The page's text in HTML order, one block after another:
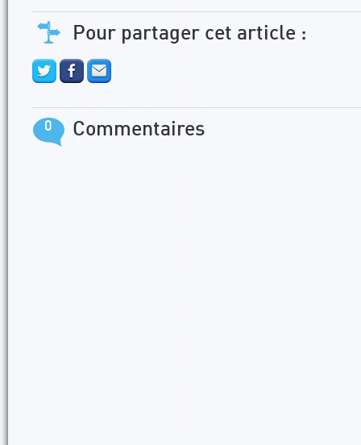
Pour partager cet article :
0 Commentaires